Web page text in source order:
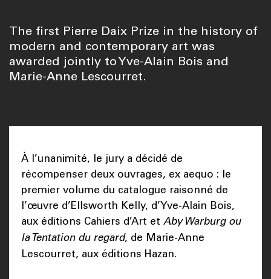
The first Pierre Daix Prize in the history of
modern and contemporary art was
awarded jointly to Yve-Alain Bois and
Marie-Anne Lescourret.
À l’unanimité, le jury a décidé de
récompenser deux ouvrages, ex aequo : le
premier volume du catalogue raisonné de
l’œuvre d’Ellsworth Kelly, d’Yve-Alain Bois,
aux éditions Cahiers d’Art et Aby Warburg ou
la Tentation du regard, de Marie-Anne
Lescourret, aux éditions Hazan.